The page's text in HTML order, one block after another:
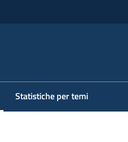
Statistiche per temi